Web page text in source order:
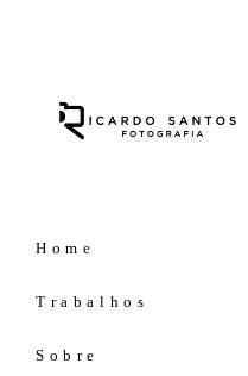
Home
Trabalhos
Sobre